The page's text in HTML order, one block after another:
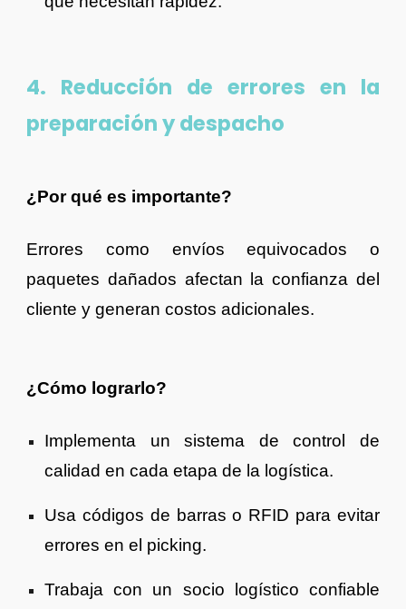
4. Reducción de errores en la
preparación y despacho
¿Por qué es importante?
Errores como envíos equivocados o
paquetes dañados afectan la confianza del
cliente y generan costos adicionales.
¿Cómo lograrlo?
Implementa un sistema de control de
calidad en cada etapa de la logística.
Usa códigos de barras o RFID para evitar
errores en el picking.
Trabaja con un socio logístico confiable